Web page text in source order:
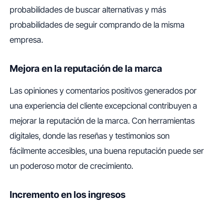
probabilidades de buscar alternativas y más
probabilidades de seguir comprando de la misma
empresa.
Mejora en la reputación de la marca
Las opiniones y comentarios positivos generados por
una experiencia del cliente excepcional contribuyen a
mejorar la reputación de la marca. Con herramientas
digitales, donde las reseñas y testimonios son
fácilmente accesibles, una buena reputación puede ser
un poderoso motor de crecimiento.
Incremento en los ingresos